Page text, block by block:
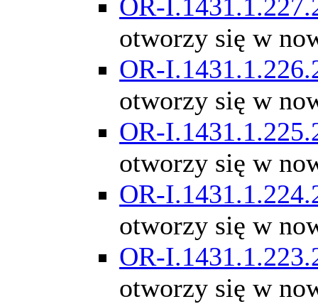
OR-
otworzy się w
OR-
otworzy się w
OR-
otworzy się w
OR-
otworzy się w
OR-
otworzy się w